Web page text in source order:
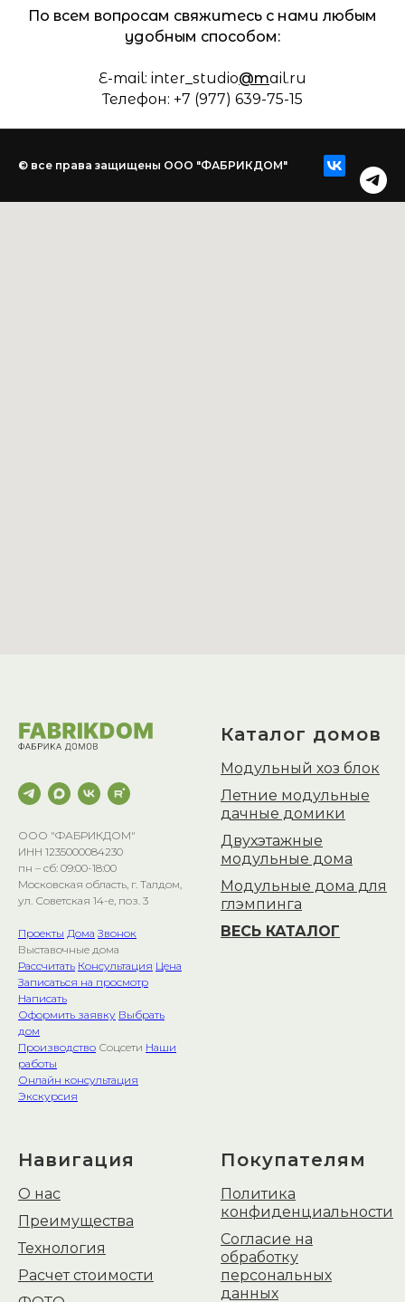
По всем вопросам свяжитесь с нами любым
удобным способом:
E-mail: inter_studio@mail.ru
Телефон: +7 (977) 639-75-15
© все права защищены ООО "ФАБРИКДОМ"
ООО "ФАБРИКДОМ"
ИНН 1235000084230
пн – сб: 09:00-18:00
Московская область, г. Талдом,
ул. Советская 14-е, поз. 3
Проекты Дома Звонок
Выставочные дома
Рассчитать Консультация Цена
Записаться на просмотр
Написать
Оформить заявку Выбрать
дом
Производство Соцсети Наши
работы
Онлайн консультация
Экскурсия
Каталог домов
Модульный хоз блок
Летние модульные
дачные домики
Двухэтажные
модульные дома
Модульные дома для
глэмпинга
ВЕСЬ КАТАЛОГ
Навигация
О нас
Преимущества
Технология
Расчет стоимости
Покупателям
Политика
конфиденциальности
Согласие на
обработку
персональных
данных